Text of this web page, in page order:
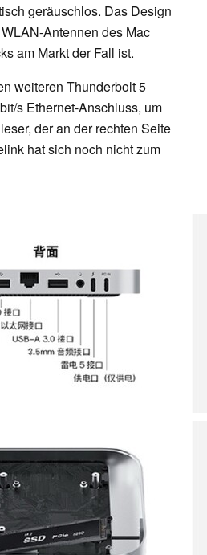
geräuschlos. Das Design
Antennen des Mac
am Markt der Fall ist.
weiteren Thunderbolt 5
s Ethernet-Anschluss, um
der an der rechten Seite
hat sich noch nicht zum